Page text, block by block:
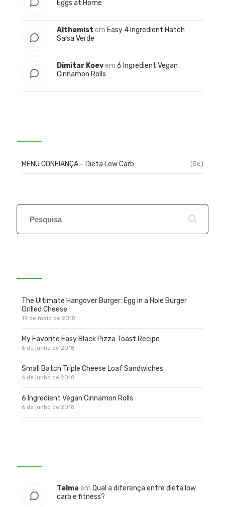
Eggs at Home
Althemist em Easy 4 Ingredient Hatch
Salsa Verde
Dimitar Koevem 6 Ingredient Vegan
Cinnamon Rolls
MENU CONFIANÇA – Dieta Low Carb (56)
The Ultimate Hangover Burger: Egg in a Hole Burger
Grilled Cheese
19 de maio de 2018
My Favorite Easy Black Pizza Toast Recipe
6 de junho de 2018
Small Batch Triple Cheese Loaf Sandwiches
6 de junho de 2018
6 Ingredient Vegan Cinnamon Rolls
6 de junho de 2018
Telma em Qual a diferença entre dieta low
carb e fitness?